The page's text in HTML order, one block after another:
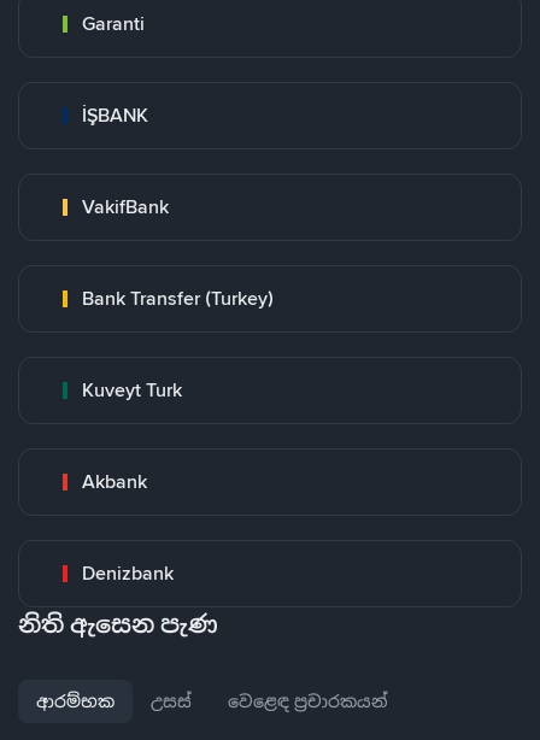
Garanti
İŞBANK
VakifBank
Bank Transfer (Turkey)
Kuveyt Turk
Akbank
Denizbank
නිති ඇසෙන පැණ
ආරම්භක උසස් වෙළෙඳ ප්‍රචාරකයන්